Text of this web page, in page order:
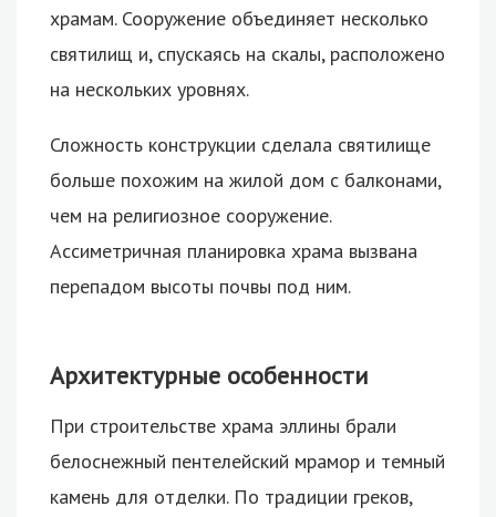
храмам. Сооружение объединяет несколько
святилищ и, спускаясь на скалы, расположено
на нескольких уровнях.
Сложность конструкции сделала святилище
больше похожим на жилой дом с балконами,
чем на религиозное сооружение.
Ассиметричная планировка храма вызвана
перепадом высоты почвы под ним.
Архитектурные особенности
При строительстве храма эллины брали
белоснежный пентелейский мрамор и темный
камень для отделки. По традиции греков,